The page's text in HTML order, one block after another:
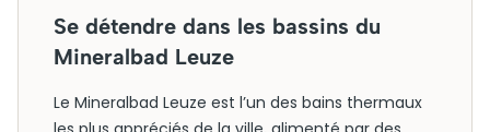
Se détendre dans les bassins du
Mineralbad Leuze
Le Mineralbad Leuze est l’un des bains thermaux